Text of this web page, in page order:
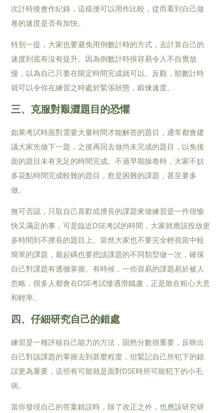
次計時後會作紀錄，這樣便可以用作比較，從而看到自己做
卷的速度是否有加快。
特別一提，大家也要避免用倒數計時的方式，去計算自己的
速度到底有沒有提升。因為倒數計時很容易令人不自覺放
慢，以為自己只要在限定時間完成就可以。反觀，順數計時
就可以令你在練習之時處於緊張狀態，鍛煉速度。
三、克服對艱澀題目的恐懼
如果考試時面對需要大量時間才能解答的題目，通常都會建
議大家先做下一題，之後再回去做尚未完成的題目，以免後
面的題目未有充足的時間完成。不過早期操卷時，大家不妨
多花點時間完成較難的題目，愈是困難的課題，甚至要多
做。
無可否認，只取自己喜歡或擅長的課題來做練習是一件很愉
快又滿足的事，可是臨近DSE考試的時間，大家就應該投放更
多時間到不擅長的題目上。當然大家也不要完全輕視當中較
簡單的課題，最起碼也要把該課題的不同類型做一次，確保
自己對課題有透徹掌握。有時候，一些容易的課題易於被人
忽略，很多人都會在DSE考試慘遇滑鐵盧，正是敗在粗心大意
和輕率。
四、仔細研究自己的錯處
練習是一種評核自己能力的方法，固然分數很重要，反映出
自己對該課題的掌握去到甚麼程度，但緊記自己所犯下的錯
誤更為重要，這些有可能就是面對DSE時所可能犯下的小毛
病。
當你發現自己的答案錯誤時，除了改正之外，也應該研究研